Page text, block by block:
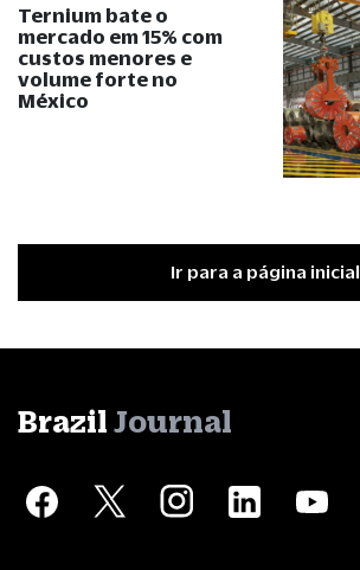
Ternium bate o
mercado em 15% com
custos menores e
volume forte no
México
Ir para a página inicial
Brazil Journal